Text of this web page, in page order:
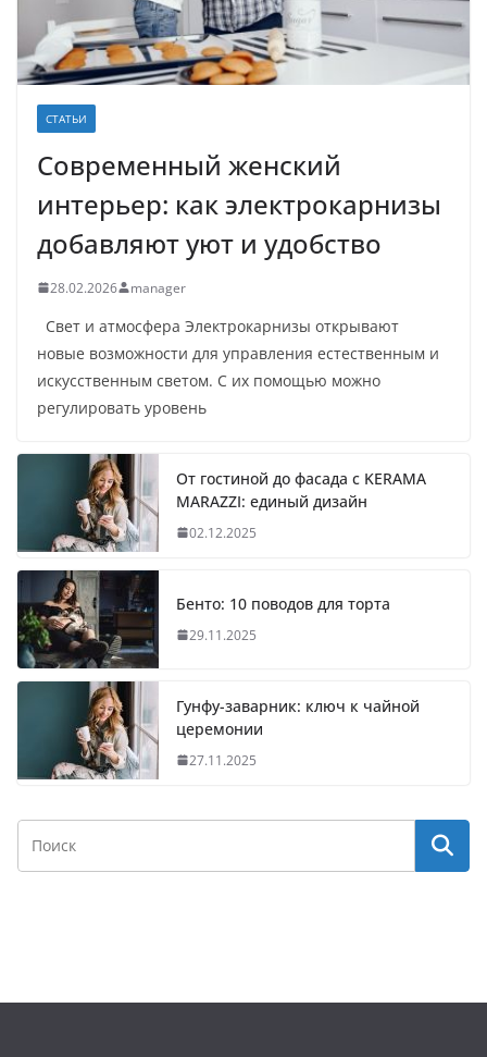
СТАТЬИ
Современный женский
интерьер: как электрокарнизы
добавляют уют и удобство
28.02.2026 manager
Свет и атмосфера Электрокарнизы открывают
новые возможности для управления естественным и
искусственным светом. С их помощью можно
регулировать уровень
От гостиной до фасада с KERAMA
MARAZZI: единый дизайн
02.12.2025
Бенто: 10 поводов для торта
29.11.2025
Гунфу-заварник: ключ к чайной
церемонии
27.11.2025